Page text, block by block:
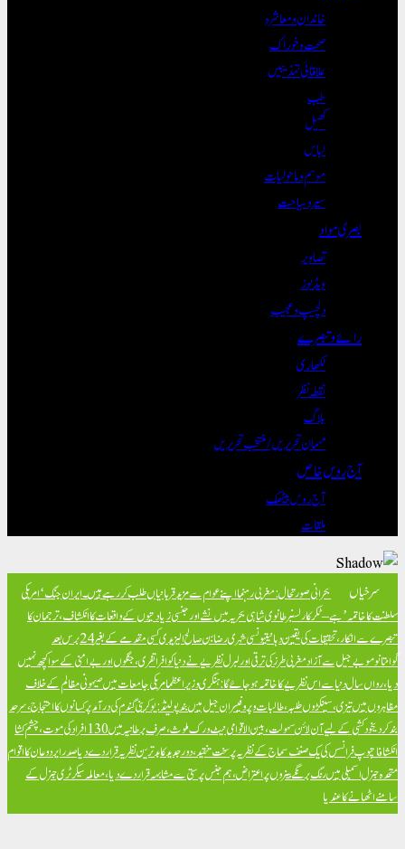
خاندان و معاشرہ
صحت و خوراک
علاقائی تہذیبیں
طب
کھیل
لباس
موسم و ماحولیات
سیر و سیاحت
بصری مواد
تصاویر
ویڈیوز
دلچسپ و عجیب
رائے و تبصرے
لکھاری
نقطہ نظر
بلاگ
مہمان تحریریں / منتخب تحریریں
آج روس خاص
آج روس بیٹھک
ملقات
سرخیاں بحرانی صورتحال: مغربی رہنما اپنے عوام سے مزید قربانیاں طلب کر رہے ہیں۔ایران جنگ ‘امریکی
سلطنت کا خاتمہ’ ہے – ٹکر کارلسنبرطانوی شاہی بحریہ میں نشے اور جنسی زیادتیوں کے واقعات کا انکشاف، ترجمان کا
تبصرے سے انکار، تحقیقات کی یقین دہانی
تیونسی شہری رضا بن صالح الیزیدی کسی مقدمے کے بغیر 24 برس بعد
گوانتانوموبے جیل سے آزادمغربی طرز کی ترقی اور لبرل نظریے نے دنیا کو افراتفری، جنگوں اور بےامنی کے سوا کچھ نہیں
دیا، رواں سال دنیا سے اس نظریے کا خاتمہ ہو جائے گا: ہنگری وزیراعظمامریکی جامعات میں صیہونی مظالم کے خلاف
مظاہروں میں تیزی، سینکڑوں طلبہ، طالبات و پروفیسران جیل میں بندپولینڈ: یوکرینی گندم کی درآمد پر کسانوں کا احتجاج، سرحد
بند کر دی
خود کشی کے لیے آن لائن سہولت، بین الاقوامی نیٹ ورک ملوث، صرف برطانیہ میں 130 افراد کی موت، چشم کشا
انکشافاتپوپ فرانسس کی یک صنف سماج کے نظریہ پر سخت تنقید، دور جدید کا بدترین نظریہ قرار دے دیاصدر ایردوعان کا اقوام
متحدہ جنرل اسمبلی میں رنگ برنگے بینروں پر اعتراض، ہم جنس پرستی سے مشابہہ قرار دے دیا، معاملہ سیکرٹری جنرل کے
سامنے اٹھانے کا عندیا